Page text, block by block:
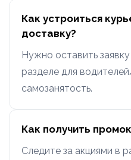
Как устроиться
доставку?
Нужно оставить
разделе для
самозанятость.
Как получить
Следите за акциями в